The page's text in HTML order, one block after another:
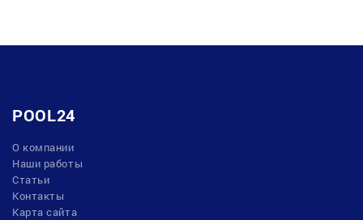
POOL24
О компании
Наши работы
Статьи
Контакты
Карта сайта